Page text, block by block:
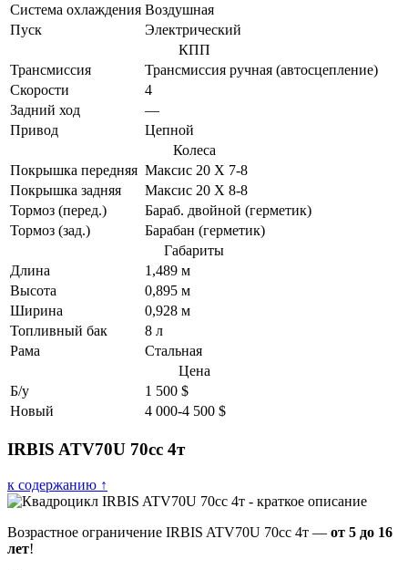
Система охлаждения Воздушная
Пуск
Электрический
КПП
Трансмиссия
Трансмиссия ручная (автосцепление)
Скорости
4
Задний ход
—
Привод
Цепной
Колеса
Покрышка передняя Максис 20 X 7-8
Покрышка задняя
Максис 20 X 8-8
Тормоз (перед.)
Бараб. двойной (герметик)
Тормоз (зад.)
Барабан (герметик)
Габариты
Длина
1,489 м
Высота
0,895 м
Ширина
0,928 м
Топливный бак
8 л
Рама
Стальная
Цена
Б/у
1 500 $
Новый
4 000-4 500 $
IRBIS ATV70U 70cc 4т
к содержанию ↑
Возрастное ограничение IRBIS ATV70U 70cc 4т — от 5 до 16
лет!